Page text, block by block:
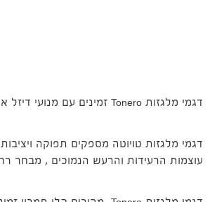
דגמי מלגזות Tonero זמינים עם מנועי דיזל או מנועי בנזין / גז
דגמי מלגזות טויוטה מספקים תפוקה
עוצמות הרעידות והרעש הנמוכים , מבחר